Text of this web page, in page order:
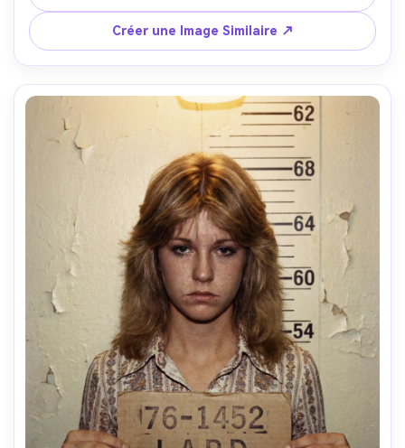
ombres nettes sous le menton, légère transpiration sur la
peau, prise avec un Sony A7IV et objectif 85mm, cadrage
serré poitrine, mise au point nette, grain subtil,
étalonnage réaliste --ar 4:5
Créer une Image Similaire ↗